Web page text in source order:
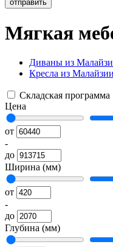
Мягкая
Диваны из
Кресла из Малайзии
Складская программа
Цена
от
-
до
Ширина (мм)
от
-
до
Глубина (мм)